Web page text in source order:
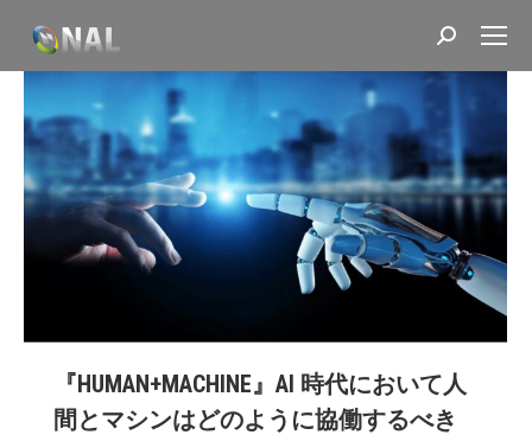
Search:
『HUMAN+MACHINE』AI 時代において人
間とマシンはどのように協働するべき